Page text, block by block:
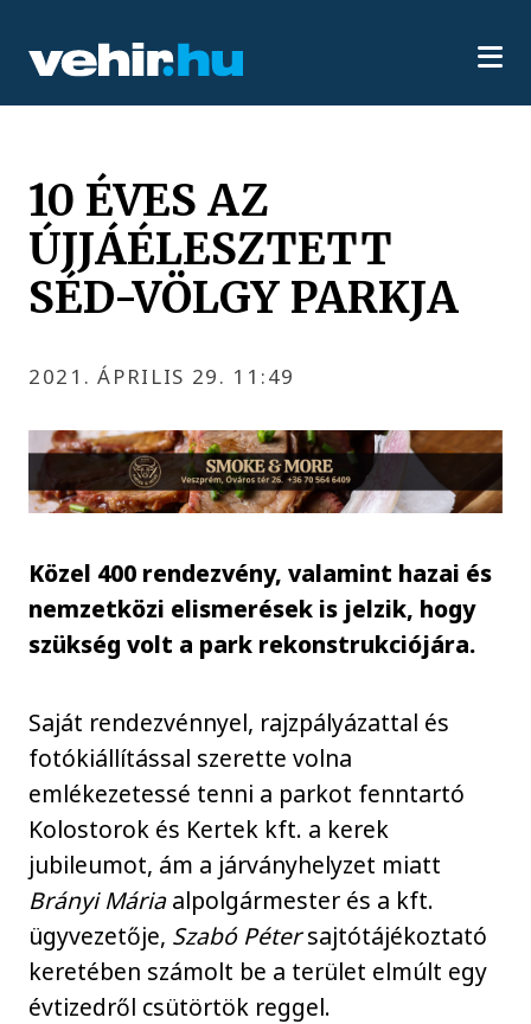
10 ÉVES AZ
ÚJJÁÉLESZTETT
SÉD-VÖLGY PARKJA
2021. ÁPRILIS 29. 11:49
Közel 400 rendezvény, valamint hazai és
nemzetközi elismerések is jelzik, hogy
szükség volt a park rekonstrukciójára.
Saját rendezvénnyel, rajzpályázattal és
fotókiállítással szerette volna
emlékezetessé tenni a parkot fenntartó
Kolostorok és Kertek kft. a kerek
jubileumot, ám a járványhelyzet miatt
Brányi Máriaalpolgármester és a kft.
ügyvezetője, Szabó Pétersajtótájékoztató
keretében számolt be a terület elmúlt egy
évtizedről csütörtök reggel.